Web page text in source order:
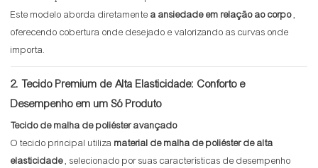
Este modelo aborda diretamente a ansiedade em relação ao corpo,
oferecendo cobertura onde desejado e valorizando as curvas onde
importa.
2. Tecido Premium de Alta Elasticidade: Conforto e
Desempenho em um Só Produto
Tecido de malha de poliéster avançado
O tecido principal utiliza material de malha de poliéster de alta
elasticidade, selecionado por suas características de desempenho